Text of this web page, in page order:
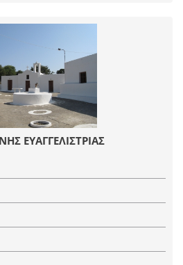
ΕΥΑΓΓΕΛΙΣΤΡΙΑΣ